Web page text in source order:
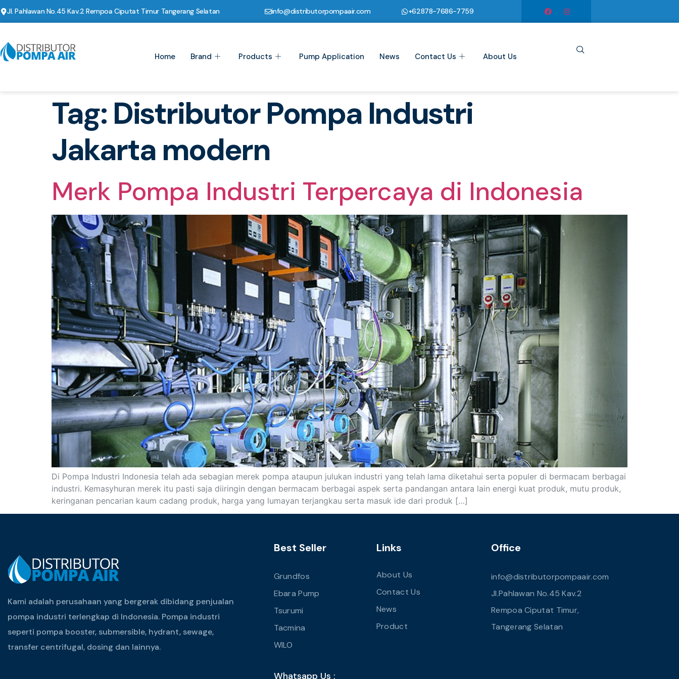
Jl. Pahlawan No.45 Kav.2 Rempoa Ciputat Timur Tangerang Selatan info@distributorpompaair.com +62878-7686-7759
Home Brand Products Pump Application News Contact Us About Us
Tag: Distributor Pompa Industri
Jakarta modern
Merk Pompa Industri Terpercaya di Indonesia
Di Pompa Industri Indonesia telah ada sebagian merek pompa ataupun julukan industri yang telah lama diketahui serta populer di bermacam berbagai
industri. Kemasyhuran merek itu pasti saja diiringin dengan bermacam berbagai aspek serta pandangan antara lain energi kuat produk, mutu produk,
keringanan pencarian kaum cadang produk, harga yang lumayan terjangkau serta masuk ide dari produk […]
Kami adalah perusahaan yang bergerak dibidang penjualan
pompa industri terlengkap di Indonesia. Pompa industri
seperti pompa booster, submersible, hydrant, sewage,
transfer centrifugal, dosing dan lainnya.
Best Seller
Grundfos
Ebara Pump
Tsurumi
Tacmina
WILO
Links
About Us
Contact Us
News
Product
Office
info@distributorpompaair.com
Jl.Pahlawan No.45 Kav.2
Rempoa Ciputat Timur,
Tangerang Selatan
Whatsapp Us :